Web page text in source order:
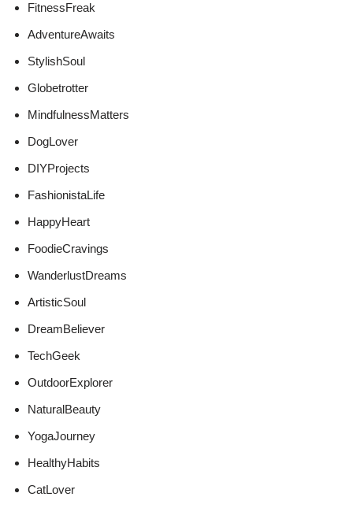
FitnessFreak
AdventureAwaits
StylishSoul
Globetrotter
MindfulnessMatters
DogLover
DIYProjects
FashionistaLife
HappyHeart
FoodieCravings
WanderlustDreams
ArtisticSoul
DreamBeliever
TechGeek
OutdoorExplorer
NaturalBeauty
YogaJourney
HealthyHabits
CatLover